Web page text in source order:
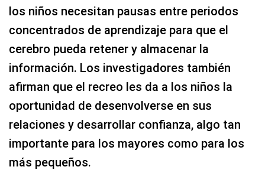
los niños necesitan pausas entre periodos
concentrados de aprendizaje para que el
cerebro pueda retener y almacenar la
información. Los investigadores también
afirman que el recreo les da a los niños la
oportunidad de desenvolverse en sus
relaciones y desarrollar confianza, algo tan
importante para los mayores como para los
más pequeños.